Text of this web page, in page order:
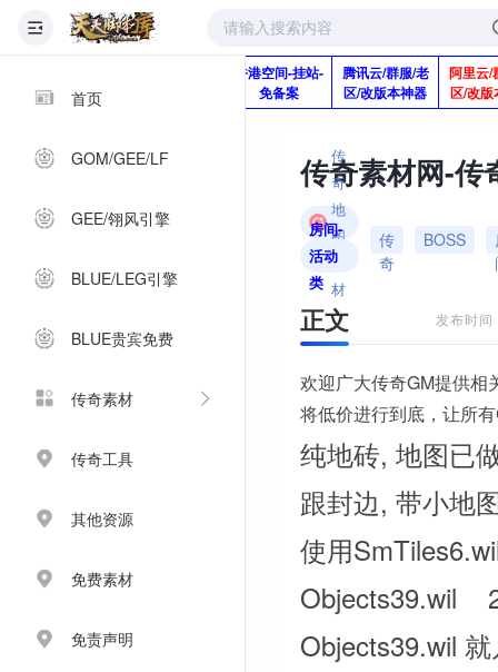
首页
GOM/GEE/LF
GEE/翎风引擎
BLUE/LEG引擎
BLUE贵宾免费
传奇素材
传奇工具
其他资源
免费素材
免责声明
Q920992345
香港空间-挂站-
免备案
腾讯云/群服/老
区/改版本神器
阿里云/
区/改版
传
奇
地
图
素
材
房间-
活动
类
传
奇
BOSS
正文 发布时
欢迎广大传奇GM提供相
将低价进行到底，让所
纯地砖, 地图已
跟封边, 带小地
使用
Objects39.wil
Objects39.wil